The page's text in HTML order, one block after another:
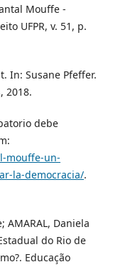
Mouffe -
UFPR, v. 51, p.
In: Susane Pfeffer.
2018.
debe
mouffe-un-
la-democracia/.
AMARAL, Daniela
do Rio de
Educação